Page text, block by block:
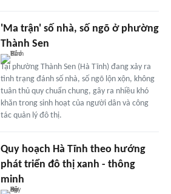
'Ma trận' số nhà, số ngõ ở phường
Thành Sen
Tại phường Thành Sen (Hà Tĩnh) đang xảy ra
tình trạng đánh số nhà, số ngõ lộn xộn, không
tuân thủ quy chuẩn chung, gây ra nhiều khó
khăn trong sinh hoạt của người dân và công
tác quản lý đô thị.
Quy hoạch Hà Tĩnh theo hướng
phát triển đô thị xanh - thông
minh